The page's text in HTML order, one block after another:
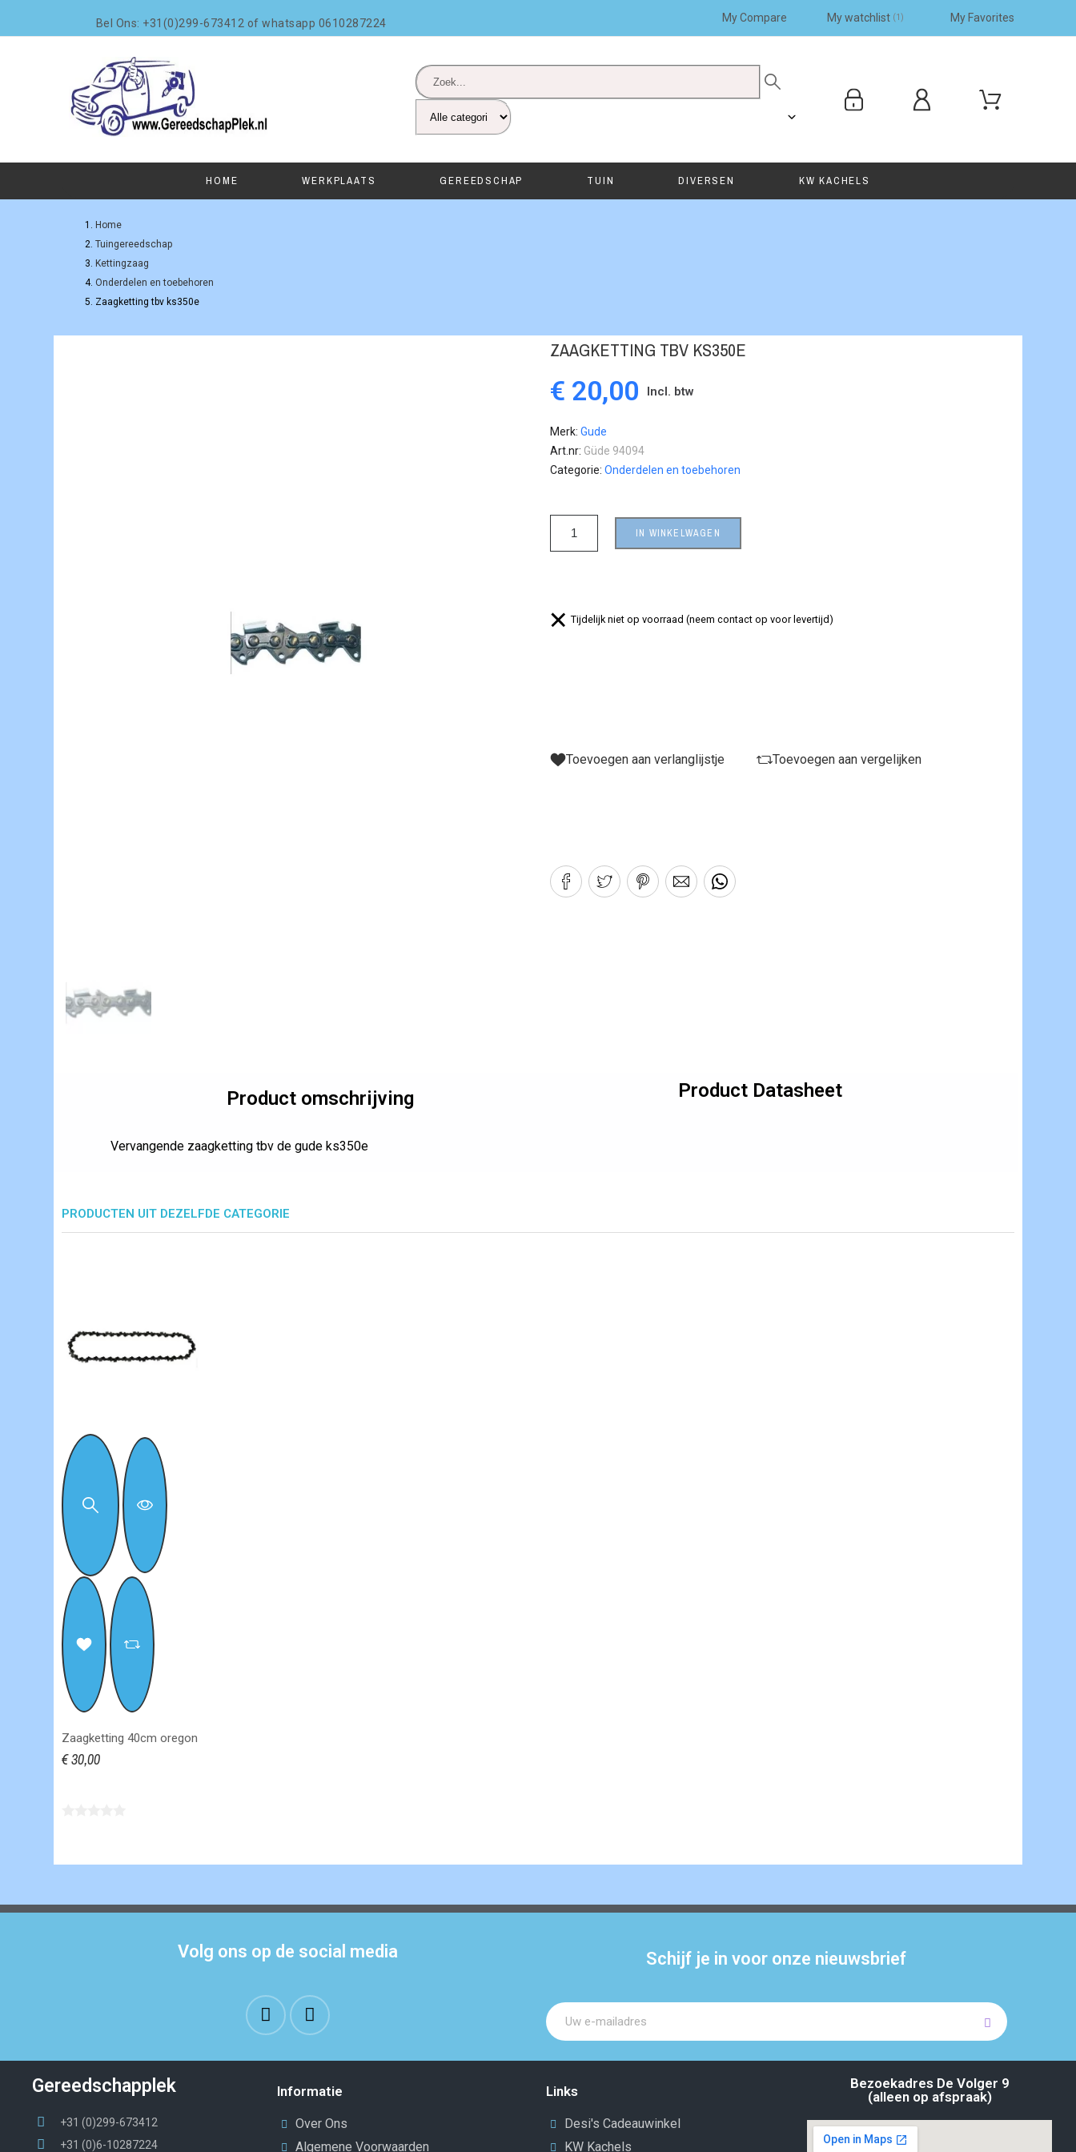
Bel Ons: +31(0)299-673412 of whatsapp 0610287224 My Compare My watchlist 1 My Favorites
HOME WERKPLAATS GEREEDSCHAP TUIN DIVERSEN KW KACHELS
Home
Tuingereedschap
Kettingzaag
Onderdelen en toebehoren
Zaagketting tbv ks350e
ZAAGKETTING TBV KS350E
€ 20,00 Incl. btw
Merk Gude
Art.nr Güde 94094
Categorie Onderdelen en toebehoren
IN WINKELWAGEN
Tijdelijk niet op voorraad (neem contact op voor levertijd)
Toevoegen aan verlanglijstje Toevoegen aan vergelijken
Product omschrijving
Vervangende zaagketting tbv de gude ks350e
Product Datasheet
PRODUCTEN UIT DEZELFDE CATEGORIE
Zaagketting 40cm oregon
€ 30,00
Volg ons op de social media Schijf je in voor onze nieuwsbrief
Gereedschapplek
+31 (0)299-673412
+31 (0)6-10287224
Informatie
Over Ons
Algemene Voorwaarden
Links
Desi's Cadeauwinkel
KW Kachels
Bezoekadres De Volger 9
(alleen op afspraak)